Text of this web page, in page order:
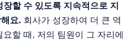
할 수 있도록 지속적으로 지
요. 회사가 성장하여 더 큰 역
할 때, 저의 팀원이 그 자리에